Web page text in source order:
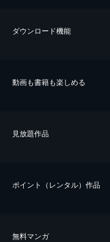
ダウンロード機能
動画も書籍も楽しめる
⾒放題作品
ポイント（レンタル）作品
無料マンガ